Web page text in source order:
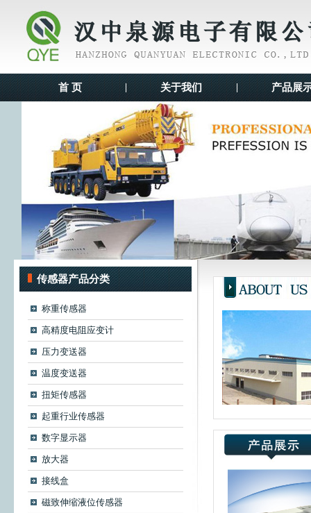
首 页 关于我们 产品展
传感器产品分类
称重传感器
高精度电阻应变计
压力变送器
温度变送器
扭矩传感器
起重行业传感器
数字显示器
放大器
接线盒
磁致伸缩液位传感器